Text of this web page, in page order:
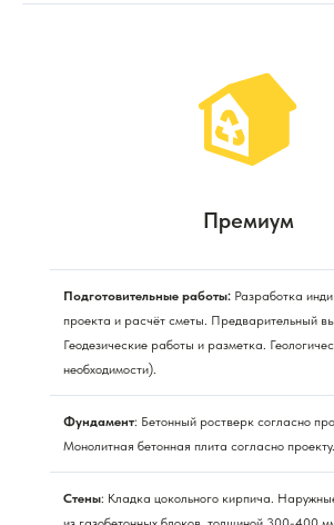
Премиум
Подготовительные работы: Разработка
проекта и расчёт сметы. Предварительный
Геодезические работы и разметка.
необходимости).
Фундамент: Бетонный ростверк согласно
Монолитная бетонная плита согласно проекту.
Стены: Кладка цокольного кирпича.